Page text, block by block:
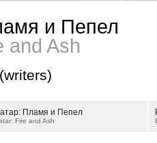
и Пепел
and Ash
(writers)
Пламя и Пепел
Fire and Ash